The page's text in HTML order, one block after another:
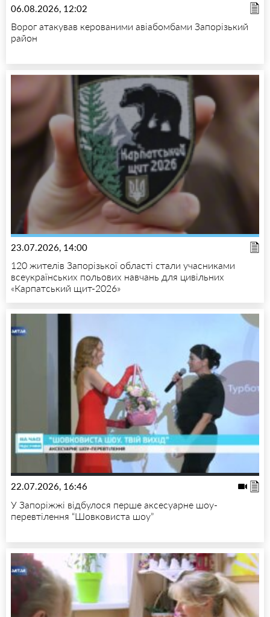
06.08.2026, 12:02
Ворог атакував керованими авіабомбами Запорізький
район
23.07.2026, 14:00
120 жителів Запорізької області стали учасниками
всеукраїнських польових навчань для цивільних
«Карпатський щит-2026»
22.07.2026, 16:46
У Запоріжжі відбулося перше аксесуарне шоу-
перевтілення “Шовковиста шоу”